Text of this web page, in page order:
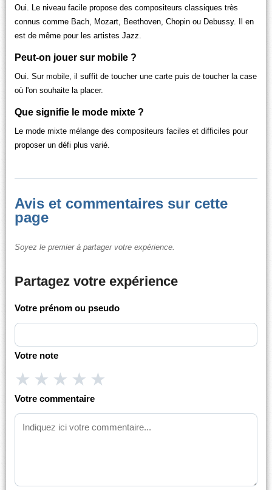
Oui. Le niveau facile propose des compositeurs classiques très
connus comme Bach, Mozart, Beethoven, Chopin ou Debussy. Il en
est de même pour les artistes Jazz.
Peut-on jouer sur mobile ?
Oui. Sur mobile, il suffit de toucher une carte puis de toucher la case
où l'on souhaite la placer.
Que signifie le mode mixte ?
Le mode mixte mélange des compositeurs faciles et difficiles pour
proposer un défi plus varié.
Avis et commentaires sur cette
page
Soyez le premier à partager votre expérience.
Partagez votre expérience
Votre prénom ou pseudo
Votre note
★ ★ ★ ★ ★
Votre commentaire